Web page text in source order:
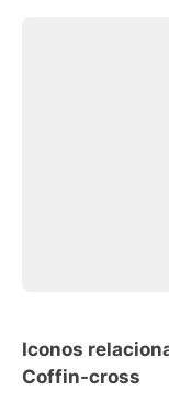
Iconos
Coffin-cross